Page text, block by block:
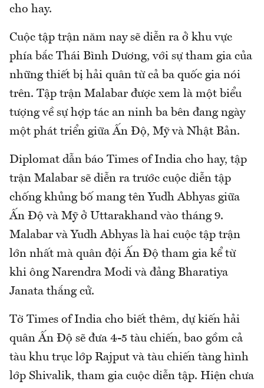
cho hay.
Cuộc tập trận năm nay sẽ diễn ra ở khu vực
phía bắc Thái Bình Dương, với sự tham gia của
những thiết bị hải quân từ cả ba quốc gia nói
trên. Tập trận Malabar được xem là một biểu
tượng về sự hợp tác an ninh ba bên đang ngày
một phát triển giữa Ấn Độ, Mỹ và Nhật Bản.
Diplomat dẫn báo Times of India cho hay, tập
trận Malabar sẽ diễn ra trước cuộc diễn tập
chống khủng bố mang tên Yudh Abhyas giữa
Ấn Độ và Mỹ ở Uttarakhand vào tháng 9.
Malabar và Yudh Abhyas là hai cuộc tập trận
lớn nhất mà quân đội Ấn Độ tham gia kể từ
khi ông Narendra Modi và đảng Bharatiya
Janata thắng cử.
Tờ Times of India cho biết thêm, dự kiến hải
quân Ấn Độ sẽ đưa 4-5 tàu chiến, bao gồm cả
tàu khu trục lớp Rajput và tàu chiến tàng hình
lớp Shivalik, tham gia cuộc diễn tập. Hiện chưa